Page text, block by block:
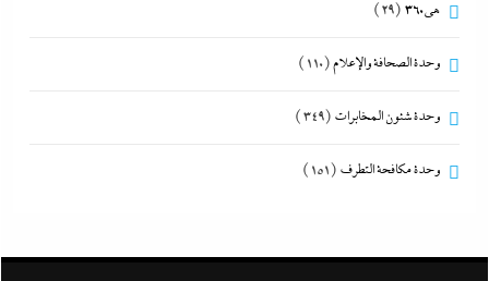
هى360 (29)
وحدة الصحافة والإعلام(110)
وحدة شئون المخابرات (349)
وحدة مكافحة التطرف (151)